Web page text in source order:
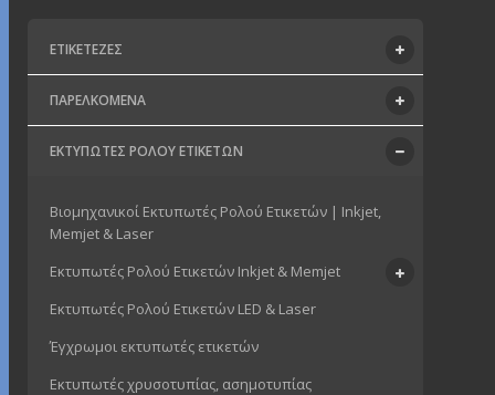
ΕΤΙΚΕΤΈΖΕΣ
ΠΑΡΕΛΚΌΜΕΝΑ
ΕΚΤΥΠΩΤΈΣ ΡΟΛΟΎ ΕΤΙΚΕΤΏΝ
Βιομηχανικοί Εκτυπωτές Ρολού Ετικετών | Inkjet,
Memjet & Laser
Εκτυπωτές Ρολού Ετικετών Inkjet & Memjet
Εκτυπωτές Ρολού Ετικετών LED & Laser
Έγχρωμοι εκτυπωτές ετικετών
Εκτυπωτές χρυσοτυπίας, ασημοτυπίας